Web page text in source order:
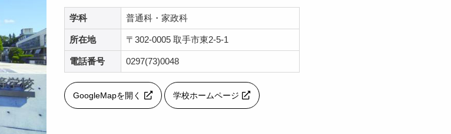
学科 普通科・家政科
所在地 〒302-0005 取手市東2-5-1
電話番号 0297(73)0048
GoogleMapを開く 学校ホームページ